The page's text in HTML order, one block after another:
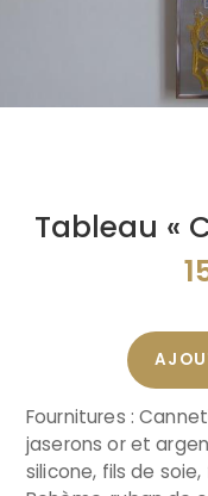
Tableau «
Fournitures :
jaserons or et
silicone, fils de